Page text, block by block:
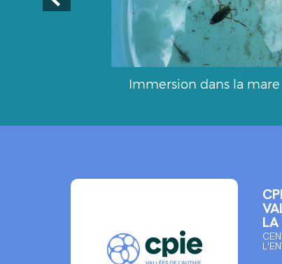
Immersion dans la mare